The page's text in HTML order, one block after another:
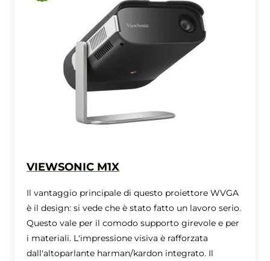
VIEWSONIC M1X
Il vantaggio principale di questo proiettore WVGA
è il design: si vede che è stato fatto un lavoro serio.
Questo vale per il comodo supporto girevole e per
i materiali. L'impressione visiva è rafforzata
dall'altoparlante harman/kardon integrato. Il